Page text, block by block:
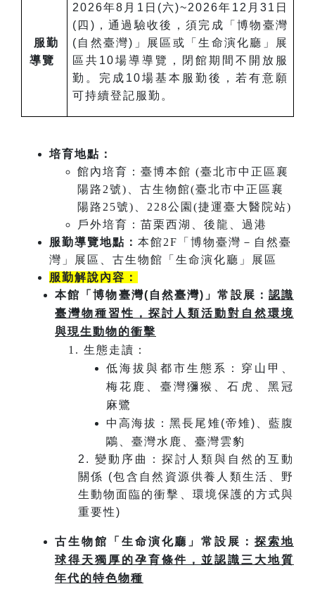
服勤
導覽
2026年8月1日(六)~2026年12月31日
(四)，通過驗收後，須完成「博物臺灣
(自然臺灣)」展區或「生命演化廳」展
區共10場導導覽，閉館期間不開放服
勤。完成10場基本服勤後，若有意願
可持續登記服勤。
培育地點：
館內培育：臺博本館 (臺北市中正區襄
陽路2號)、古生物館(臺北市中正區襄
陽路25號)、228公園(捷運臺大醫院站)
戶外培育：苗栗西湖、後龍、過港
服勤導覽地點： 本館2F「博物臺灣－自然臺
灣」展區、古生物館「生命演化廳」展區
服勤解說內容：
本館「博物臺灣(自然臺灣)」常設展： 認識
臺灣物種習性，探討人類活動對自然環境
與現生動物的衝擊
生態走讀：
低海拔與都市生態系：穿山甲、
梅花鹿、臺灣獼猴、石虎、黑冠
麻鷺
中高海拔：黑長尾雉(帝雉)、藍腹
鷴、臺灣水鹿、臺灣雲豹
2. 變動序曲：探討人類與自然的互動
關係 (包含自然資源供養人類生活、野
生動物面臨的衝擊、環境保護的方式與
重要性)
古生物館「生命演化廳」常設展：探索地
球得天獨厚的孕育條件，並認識三大地質
年代的特色物種